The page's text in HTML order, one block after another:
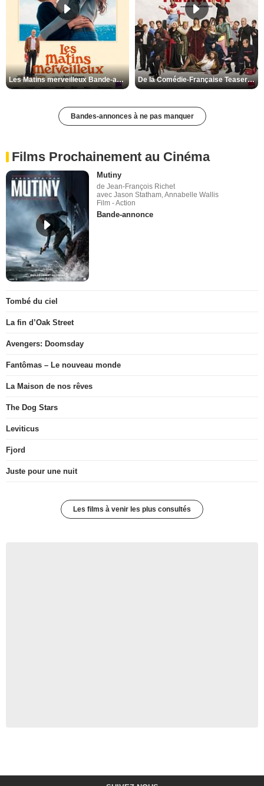
Les Matins merveilleux Bande-annonce VF De la Comédie-Française Teaser VF
Bandes-annonces à ne pas manquer
Films Prochainement au Cinéma
Mutiny
de Jean-François Richet
avec Jason Statham, Annabelle Wallis
Film - Action
Bande-annonce
Tombé du ciel
La fin d’Oak Street
Avengers: Doomsday
Fantômas – Le nouveau monde
La Maison de nos rêves
The Dog Stars
Leviticus
Fjord
Juste pour une nuit
Les films à venir les plus consultés